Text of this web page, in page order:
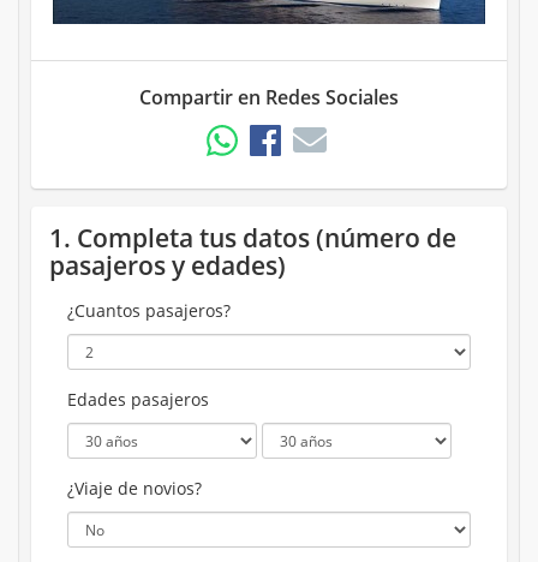
Compartir en Redes Sociales
1. Completa tus datos (número de
pasajeros y edades)
¿Cuantos pasajeros?
Edades pasajeros
¿Viaje de novios?